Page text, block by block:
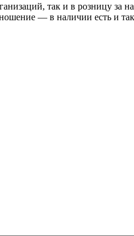
так и в розницу за
— в наличии есть и